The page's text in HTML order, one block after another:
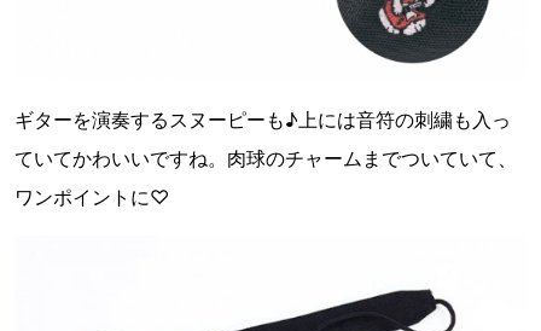
ギターを演奏するスヌーピーも♪上には音符の刺繍も入っ
ていてかわいいですね。肉球のチャームまでついていて、
ワンポイントに♡